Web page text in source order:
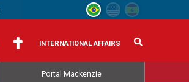
INTERNATIONAL AFFAIRS
Portal Mackenzie